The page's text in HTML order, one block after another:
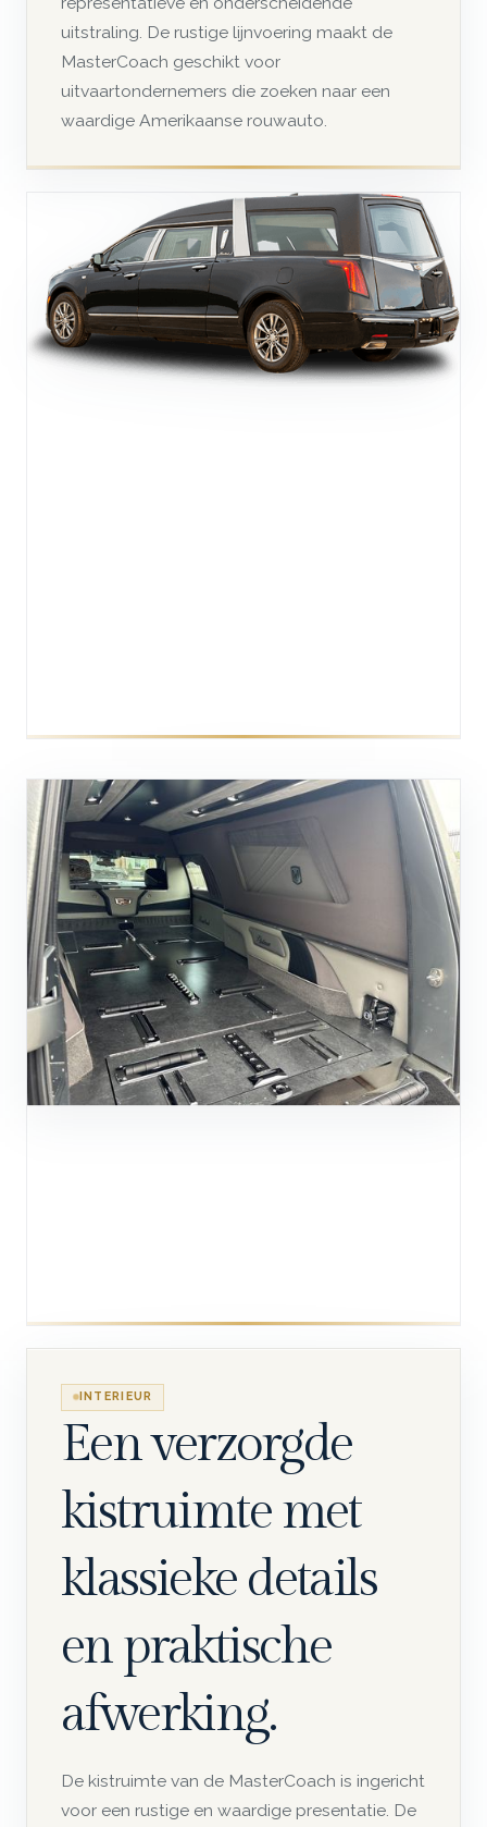
uitstraling. De rustige lijnvoering maakt de
MasterCoach geschikt voor
uitvaartondernemers die zoeken naar een
waardige Amerikaanse rouwauto.
INTERIEUR
Een verzorgde
kistruimte met
klassieke details
en praktische
afwerking.
De kistruimte van de MasterCoach is ingericht
voor een rustige en waardige presentatie. De